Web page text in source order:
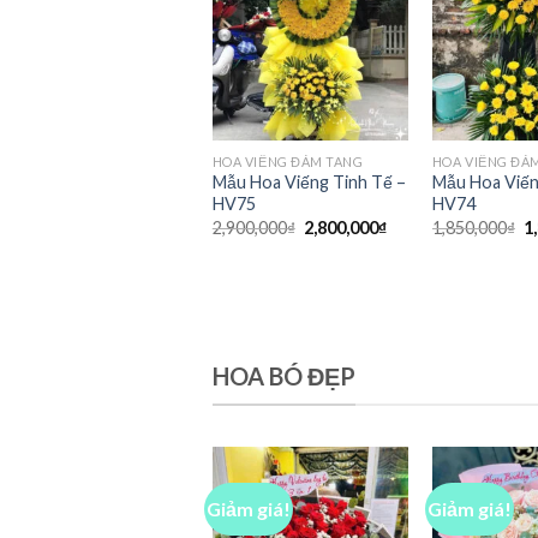
HOA VIẾNG ĐÁM TANG
Mẫu Hoa Viếng Tinh Tế –
HV75
2,900,000₫ Giá
gốc
2,800,000₫Giá
HOA VIẾNG
Mẫu Hoa
HV74
1,850,000₫
HOA BÓ ĐẸP
Giảm giá! Giảm giá!